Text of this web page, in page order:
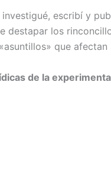
investigué, escribí y
los
que
de la